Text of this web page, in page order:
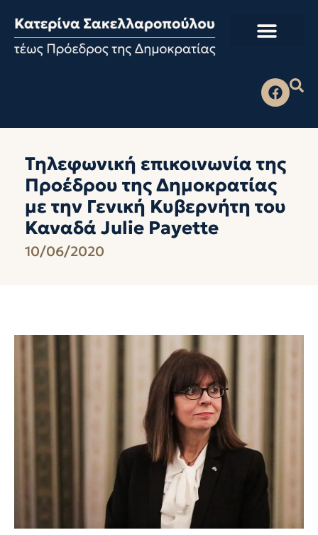
Τηλεφωνική επικοινωνία της
Προέδρου της Δημοκρατίας
με την Γενική Κυβερνήτη του
Καναδά Julie Payette
10/06/2020